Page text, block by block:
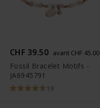
CHF 39.50 avant CHF 45.00
Fossil Bracelet Motifs -
JA6945791
19